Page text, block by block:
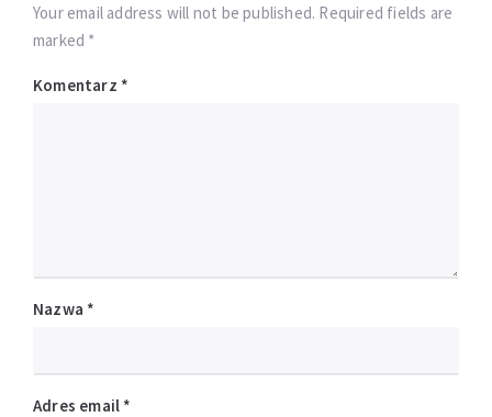
Your email address will not be published. Required fields are
marked *
Komentarz *
Nazwa *
Adres email *